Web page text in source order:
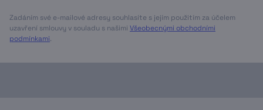
Zadáním své e-mailové adresy souhlasíte s jejím použitím za účelem
uzavření smlouvy v souladu s našimi Všeobecnými obchodními
podmínkami.